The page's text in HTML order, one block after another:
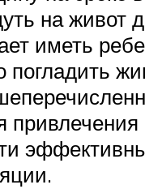
на живот
иметь
привлечения